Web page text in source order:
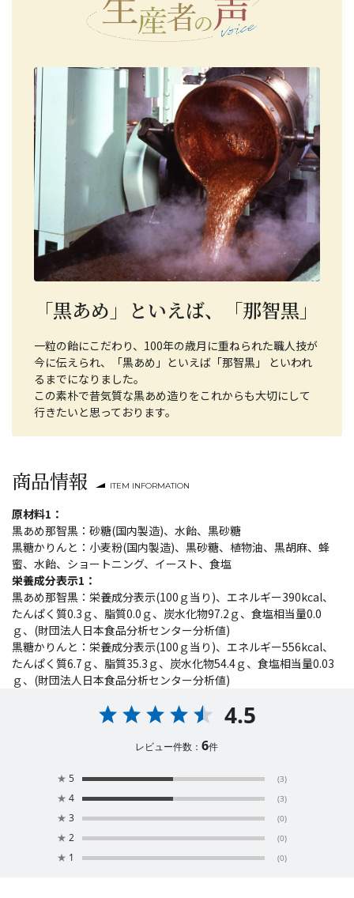
「黒あめ」といえば、「那智黒」
一粒の飴にこだわり、100年の歳月に重ねられた職人技が
今に伝えられ、「黒あめ」といえば「那智黒」 といわれ
るまでになりました。
この素朴で昔気質な黒あめ造りをこれからも大切にして
行きたいと思っております。
商品情報 ITEM INFORMATION
原材料1：
黒あめ那智黒：砂糖(国内製造)、水飴、黒砂糖
黒糖かりんと：小麦粉(国内製造)、黒砂糖、植物油、黒胡麻、蜂
蜜、水飴、ショートニング、イースト、食塩
栄養成分表示1：
黒あめ那智黒：栄養成分表示(100ｇ当り)、エネルギー390kcal、
たんぱく質0.3ｇ、脂質0.0ｇ、炭水化物97.2ｇ、食塩相当量0.0
ｇ、(財団法人日本食品分析センター分析値)
黒糖かりんと：栄養成分表示(100ｇ当り)、エネルギー556kcal、
たんぱく質6.7ｇ、脂質35.3ｇ、炭水化物54.4ｇ、食塩相当量0.03
ｇ、(財団法人日本食品分析センター分析値)
4.5
レビュー件数：6件
★ 5 (3)
★ 4 (3)
★ 3 (0)
★ 2 (0)
★ 1 (0)